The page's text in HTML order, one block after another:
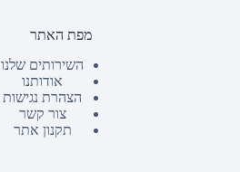
מפת האתר
השירותים שלנו
אודותנו
הצהרת נגישות
צור קשר
תקנון אתר